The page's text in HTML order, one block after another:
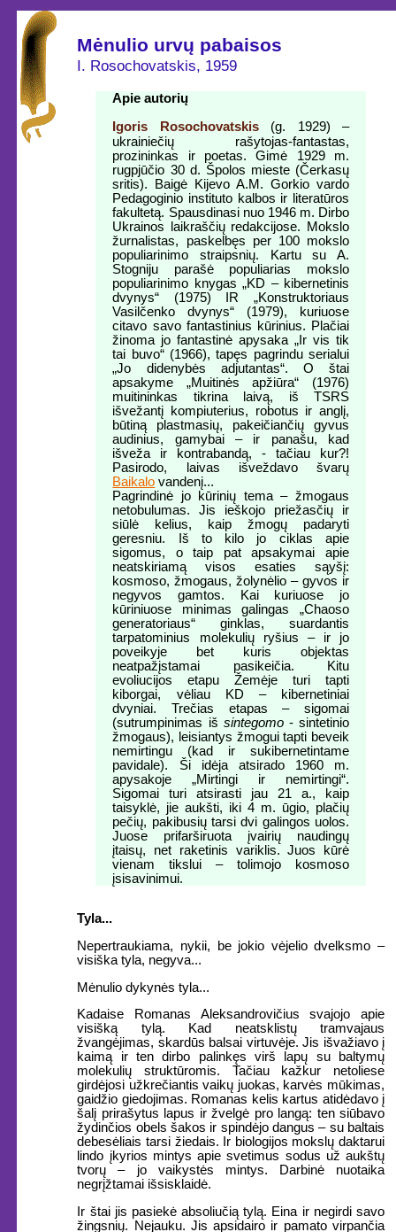
Mėnulio urvų pabaisos
I. Rosochovatskis, 1959
Apie autorių
Igoris Rosochovatskis(g. 1929) –
ukrainiečių rašytojas-fantastas,
prozininkas ir poetas. Gimė 1929 m.
rugpjūčio 30 d. Špolos mieste (Čerkasų
sritis). Baigė Kijevo A.M. Gorkio vardo
Pedagoginio instituto kalbos ir literatūros
fakultetą. Spausdinasi nuo 1946 m. Dirbo
Ukrainos laikraščių redakcijose. Mokslo
žurnalistas, paskelbęs per 100 mokslo
populiarinimo straipsnių. Kartu su A.
Stogniju parašė populiarias mokslo
populiarinimo knygas „KD – kibernetinis
dvynys“ (1975) IR „Konstruktoriaus
Vasilčenko dvynys“ (1979), kuriuose
citavo savo fantastinius kūrinius. Plačiai
žinoma jo fantastinė apysaka „Ir vis tik
tai buvo“ (1966), tapęs pagrindu serialui
„Jo didenybės adjutantas“. O štai
apsakyme „Muitinės apžiūra“ (1976)
muitininkas tikrina laivą, iš TSRS
išvežantį kompiuterius, robotus ir anglį,
būtiną plastmasių, pakeičiančių gyvus
audinius, gamybai – ir panašu, kad
išveža ir kontrabandą, - tačiau kur?!
Pasirodo, laivas išveždavo švarų
Baikalo vandenį...
Pagrindinė jo kūrinių tema – žmogaus
netobulumas. Jis ieškojo priežasčių ir
siūlė kelius, kaip žmogų padaryti
geresniu. Iš to kilo jo ciklas apie
sigomus, o taip pat apsakymai apie
neatskiriamą visos esaties sąyšį:
kosmoso, žmogaus, žolynėlio – gyvos ir
negyvos gamtos. Kai kuriuose jo
kūriniuose minimas galingas „Chaoso
generatoriaus“ ginklas, suardantis
tarpatominius molekulių ryšius – ir jo
poveikyje bet kuris objektas
neatpažįstamai pasikeičia. Kitu
evoliucijos etapu Žemėje turi tapti
kiborgai, vėliau KD – kibernetiniai
dvyniai. Trečias etapas – sigomai
(sutrumpinimas iš sintegomo- sintetinio
žmogaus), leisiantys žmogui tapti beveik
nemirtingu (kad ir sukibernetintame
pavidale). Ši idėja atsirado 1960 m.
apysakoje „Mirtingi ir nemirtingi“.
Sigomai turi atsirasti jau 21 a., kaip
taisyklė, jie aukšti, iki 4 m. ūgio, plačių
pečių, pakibusių tarsi dvi galingos uolos.
Juose prifarširuota įvairių naudingų
įtaisų, net raketinis variklis. Juos kūrė
vienam tikslui – tolimojo kosmoso
įsisavinimui.
Tyla...
Nepertraukiama, nykii, be jokio vėjelio dvelksmo –
visiška tyla, negyva...
Mėnulio dykynės tyla...
Kadaise Romanas Aleksandrovičius svajojo apie
visišką tylą. Kad neatsklistų tramvajaus
žvangėjimas, skardūs balsai virtuvėje. Jis išvažiavo į
kaimą ir ten dirbo palinkęs virš lapų su baltymų
molekulių struktūromis. Tačiau kažkur netoliese
girdėjosi užkrečiantis vaikų juokas, karvės mūkimas,
gaidžio giedojimas. Romanas kelis kartus atidėdavo į
šalį prirašytus lapus ir žvelgė pro langą: ten siūbavo
žydinčios obels šakos ir spindėjo dangus – su baltais
debesėliais tarsi žiedais. Ir biologijos mokslų daktarui
lindo įkyrios mintys apie svetimus sodus už aukštų
tvorų – jo vaikystės mintys. Darbinė nuotaika
negrįžtamai išsisklaidė.
Ir štai jis pasiekė absoliučią tylą. Eina ir negirdi savo
žingsnių. Nejauku. Jis apsidairo ir pamato virpančia